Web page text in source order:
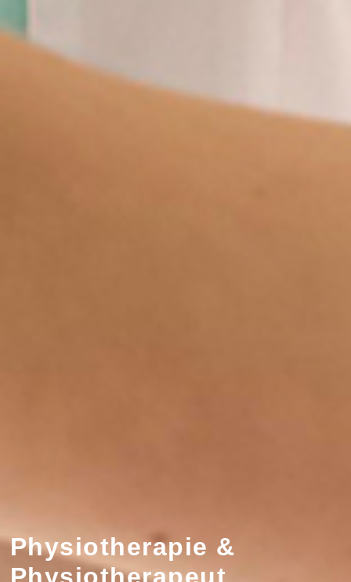
Physiotherapie &
Physiotherapeut